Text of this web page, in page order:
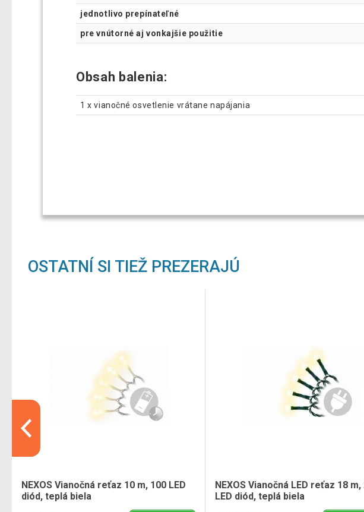
jednotlivo prepínateľné
pre vnútorné aj vonkajšie použitie
Obsah balenia:
1 x vianočné osvetlenie vrátane napájania
OSTATNÍ SI TIEŽ PREZERAJÚ
NEXOS Vianočná reťaz 10 m, 100 LED
diód, teplá biela
NEXOS Vianočná LED reťaz 18 m,
LED diód, teplá biela